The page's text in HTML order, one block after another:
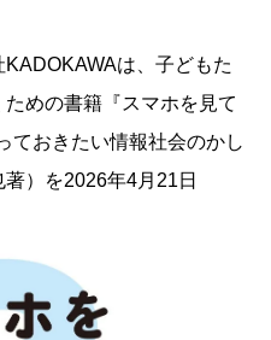
は、子どもた
めの書籍『スマホを見て
ておきたい情報社会のかし
）を2026年4月21日